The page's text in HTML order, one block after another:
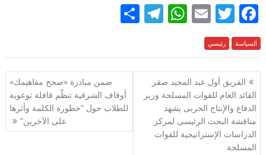
F
ac
e
b
o
o
k
T
w
itt
er
E
ai
l
W
at
s
A
p
p
T
e
gr
m
ar
e
السياسة رئيسي
تصفّح
المقالات
الفريق أول عبد المجيد صقر
القائد العام للقوات المسلحة وزير
الدفاع والإنتاج الحربى يشهد
مناقشة البحث الرئيسى لمركز
الدراسات الإستراتيجية للقوات
المسلحة
ضمن مبادرة «صحح مفاهيمك»
أوقاف الشرقية تنظّم قافلة توعوية
للطلاب حول “خطورة الكلمة وأثرها
على الآخرين”